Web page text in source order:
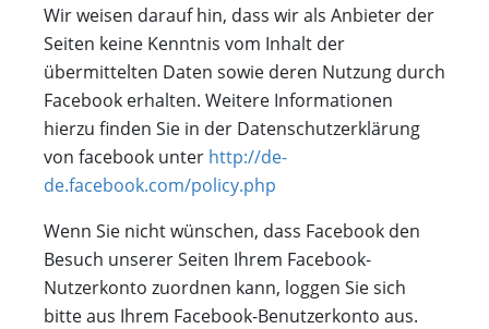
Wir weisen darauf hin, dass wir als Anbieter der
Seiten keine Kenntnis vom Inhalt der
übermittelten Daten sowie deren Nutzung durch
Facebook erhalten. Weitere Informationen
hierzu finden Sie in der Datenschutzerklärung
von facebook unter http://de-
de.facebook.com/policy.php
Wenn Sie nicht wünschen, dass Facebook den
Besuch unserer Seiten Ihrem Facebook-
Nutzerkonto zuordnen kann, loggen Sie sich
bitte aus Ihrem Facebook-Benutzerkonto aus.